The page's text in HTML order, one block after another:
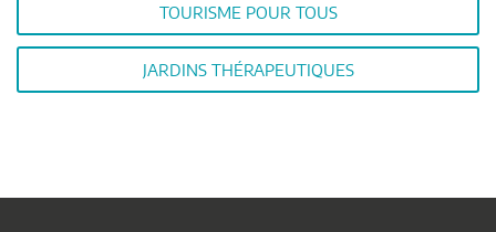
TOURISME POUR TOUS
JARDINS THÉRAPEUTIQUES